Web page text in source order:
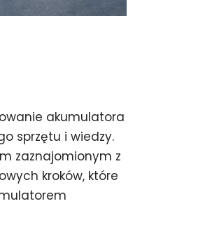
akumulatora
sprzętu i wiedzy.
zaznajomionym z
kroków, które